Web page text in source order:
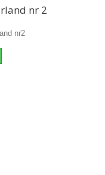
nr 2
nr2